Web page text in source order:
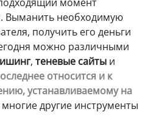
Выманить необходимую
получить его деньги
можно различными
, теневые сайты и
относится и к
устанавливаемому на
многие другие инструменты